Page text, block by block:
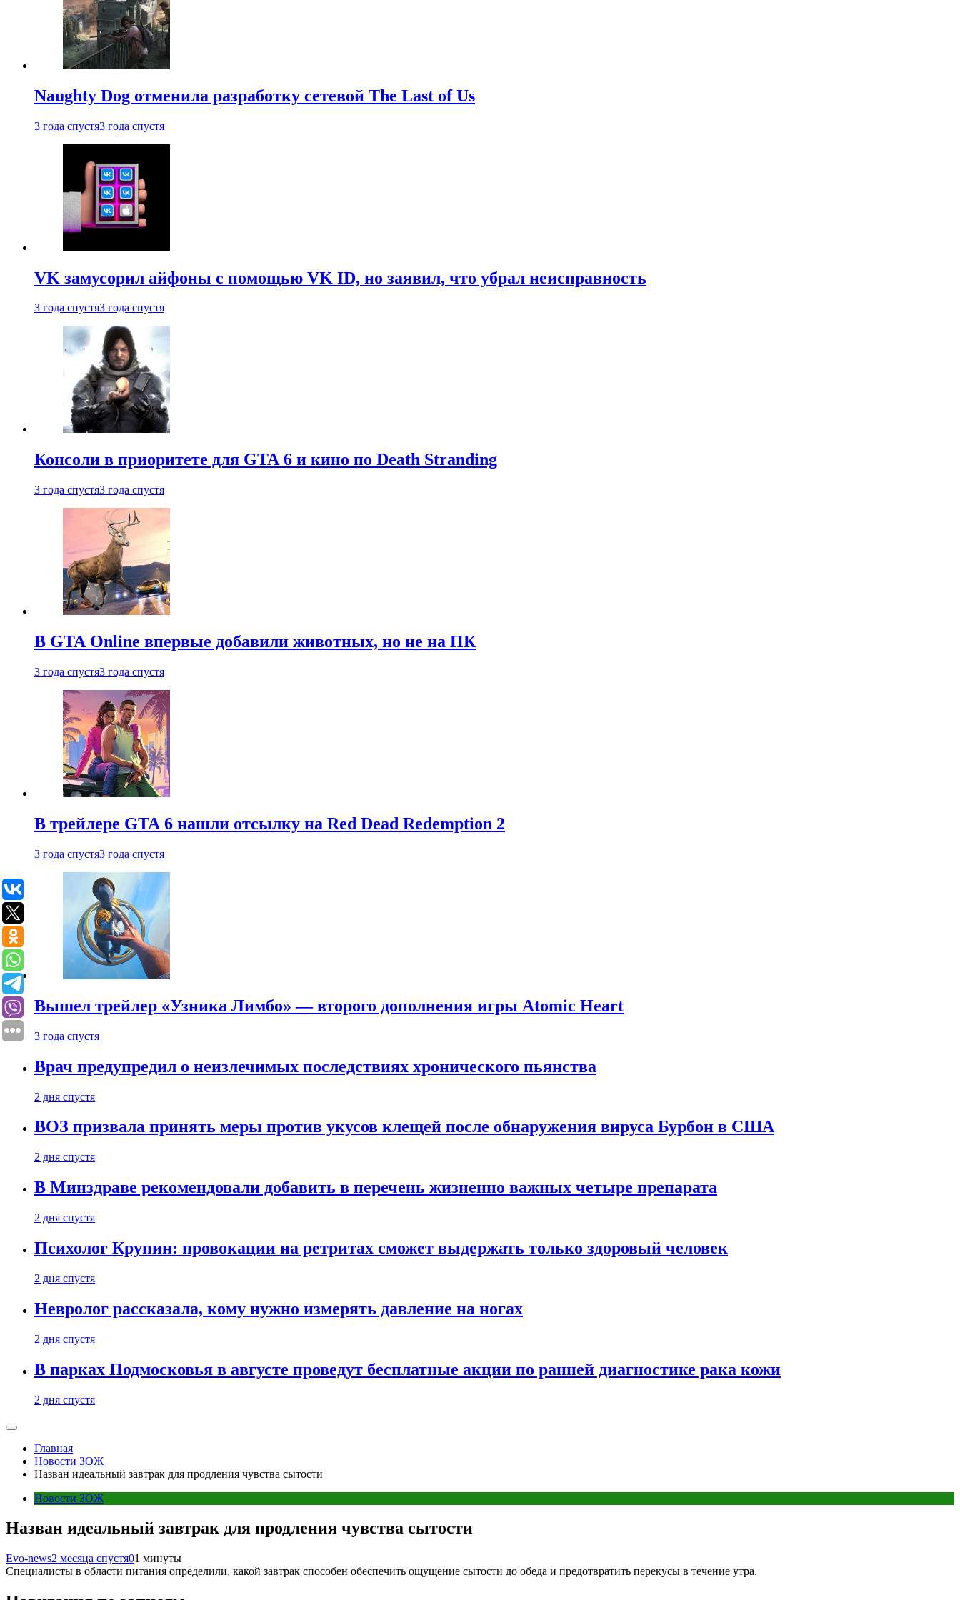
Naughty Dog отменила разработку сетевой The Last of Us
3 года спустя3 года спустя
VK замусорил айфоны с помощью VK ID, но заявил, что убрал неисправность
3 года спустя3 года спустя
Консоли в приоритете для GTA 6 и кино по Death Stranding
3 года спустя3 года спустя
В GTA Online впервые добавили животных, но не на ПК
3 года спустя3 года спустя
В трейлере GTA 6 нашли отсылку на Red Dead Redemption 2
3 года спустя3 года спустя
Вышел трейлер «Узника Лимбо» — второго дополнения игры Atomic Heart
3 года спустя
Врач предупредил о неизлечимых последствиях хронического пьянства
2 дня спустя
ВОЗ призвала принять меры против укусов клещей после обнаружения вируса Бурбон в США
2 дня спустя
В Минздраве рекомендовали добавить в перечень жизненно важных четыре препарата
2 дня спустя
Психолог Крупин: провокации на ретритах сможет выдержать только здоровый человек
2 дня спустя
Невролог рассказала, кому нужно измерять давление на ногах
2 дня спустя
В парках Подмосковья в августе проведут бесплатные акции по ранней диагностике рака кожи
2 дня спустя
Главная
Новости ЗОЖ
Назван идеальный завтрак для продления чувства сытости
Новости ЗОЖ
Назван идеальный завтрак для продления чувства сытости
Evo-news2 месяца спустя01 минуты
Специалисты в области питания определили, какой завтрак способен обеспечить ощущение сытости до обеда и предотвратить перекусы в течение утра.